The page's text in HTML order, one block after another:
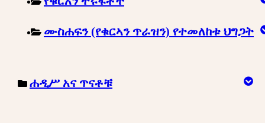
ሙስሐፍን (የቁርኣን ጥራዝን) የተመለከቱ ህግጋት
ሐዲሥ አና ጥናቶቹ